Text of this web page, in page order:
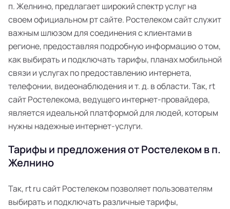
п. Желнино, предлагает широкий спектр услуг на
своем официальном рт сайте. Ростелеком сайт служит
важным шлюзом для соединения с клиентами в
регионе, предоставляя подробную информацию о том,
как выбирать и подключать тарифы, планах мобильной
связи и услугах по предоставлению интернета,
телефонии, видеонаблюдения и т. д. в области. Так, rt
сайт Ростелекома, ведущего интернет-провайдера,
является идеальной платформой для людей, которым
нужны надежные интернет-услуги.
Тарифы и предложения от Ростелеком в п.
Желнино
Так, rt ru сайт Ростелеком позволяет пользователям
выбирать и подключать различные тарифы,